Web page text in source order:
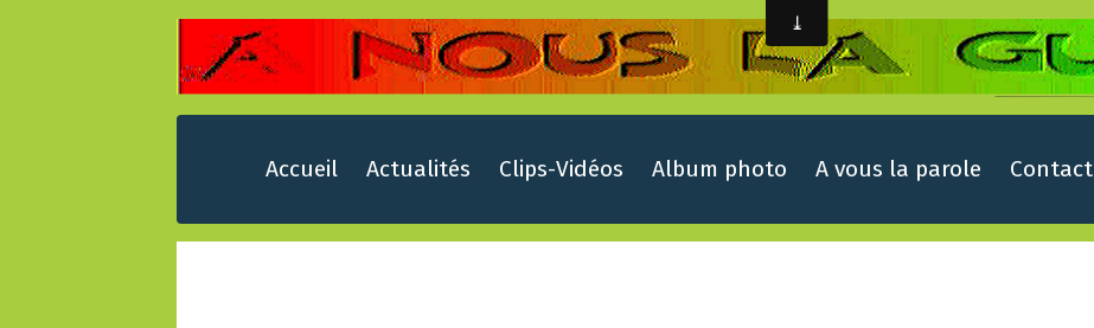
Accueil Actualités Clips-Vidéos Album photo A vous la parole Contact